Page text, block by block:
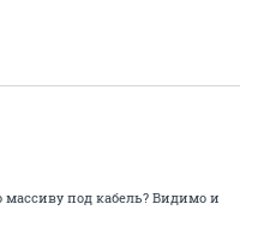
под кабель? Видимо и